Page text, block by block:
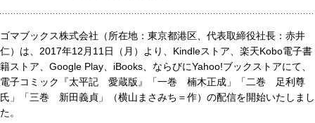
ゴマブックス株式会社（所在地：東京都港区、代表取締役社長：赤井
仁）は、2017年12月11日（月）より、Kindleストア、楽天Kobo電子書
籍ストア、Google Play、iBooks、ならびにYahoo!ブックストアにて、
電子コミック『太平記 愛蔵版』「一巻 楠木正成」「二巻 足利尊
氏」「三巻 新田義貞」（横山まさみち＝作）の配信を開始いたしまし
た。